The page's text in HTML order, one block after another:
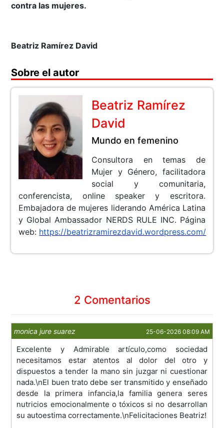
contra las mujeres.
Beatriz Ramírez David
Sobre el autor
Beatriz Ramírez
David
Mundo en femenino
Consultora en temas de
Mujer y Género, facilitadora
social y comunitaria,
conferencista, online speaker y escritora.
Embajadora de mujeres liderando América Latina
y Global Ambassador NERDS RULE INC. Página
web: https://beatrizramirezdavid.wordpress.com/
2 Comentarios
monica jure suarez 25-06-2026 08:09 AM
Excelente y Admirable artículo,como sociedad
necesitamos estar atentos al dolor del otro y
dispuestos a tender la mano sin juzgar ni cuestionar
nada.\nEl buen trato debe ser transmitido y enseñado
desde la primera infancia,la familia genera seres
nutricios emocionalmente o tóxicos si no desarrollan
su autoestima correctamente.\nFelicitaciones Beatriz!